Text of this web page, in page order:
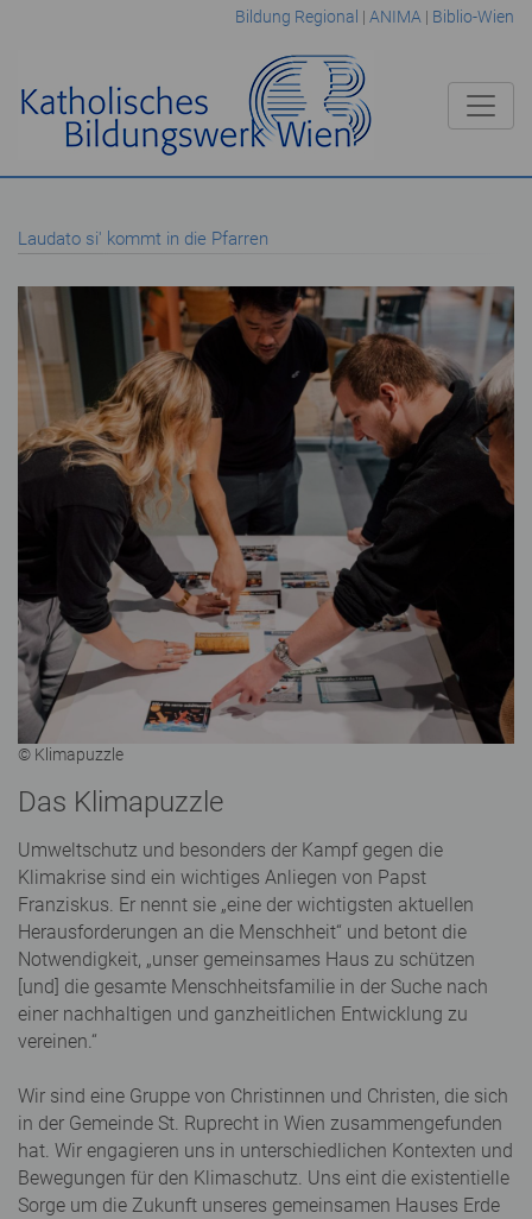
Bildung Regional | ANIMA | Biblio-Wien
Laudato si' kommt in die Pfarren
© Klimapuzzle
Das Klimapuzzle
Umweltschutz und besonders der Kampf gegen die
Klimakrise sind ein wichtiges Anliegen von Papst
Franziskus. Er nennt sie „eine der wichtigsten aktuellen
Herausforderungen an die Menschheit“ und betont die
Notwendigkeit, „unser gemeinsames Haus zu schützen
[und] die gesamte Menschheitsfamilie in der Suche nach
einer nachhaltigen und ganzheitlichen Entwicklung zu
vereinen.“
Wir sind eine Gruppe von Christinnen und Christen, die sich
in der Gemeinde St. Ruprecht in Wien zusammengefunden
hat. Wir engagieren uns in unterschiedlichen Kontexten und
Bewegungen für den Klimaschutz. Uns eint die existentielle
Sorge um die Zukunft unseres gemeinsamen Hauses Erde